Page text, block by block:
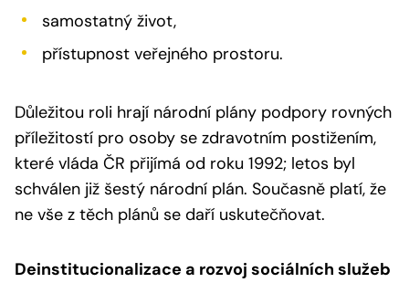
samostatný život,
přístupnost veřejného prostoru.
Důležitou roli hrají národní plány podpory rovných
příležitostí pro osoby se zdravotním postižením,
které vláda ČR přijímá od roku 1992; letos byl
schválen již šestý národní plán. Současně platí, že
ne vše z těch plánů se daří uskutečňovat.
Deinstitucionalizace a rozvoj sociálních služeb